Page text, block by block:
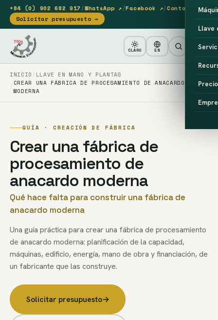
+84 (0) 902 682 917/WhatsApp ↗/Facebook ↗/Contacto
Solicitar presupuesto →
Llave
CLARO ES
INICIO
LLAVE EN MANO Y PLANTAS
CREAR UNA FÁBRICA DE PROCESAMIENTO DE ANACARDO
MODERNA
GUÍA · CREACIÓN DE FÁBRICA
Crear una fábrica de
procesamiento de
anacardo moderna
Qué hace falta para construir una fábrica de
anacardo moderna
Una guía práctica para crear una fábrica de procesamiento
de anacardo moderna: planificación de la capacidad,
máquinas, edificio, energía, mano de obra y financiación, de
un fabricante que las construye.
Solicitar presupuesto→